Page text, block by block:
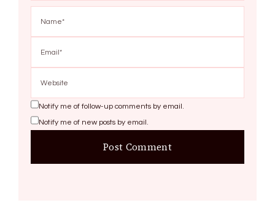
Notify me of follow-up comments by email.
Notify me of new posts by email.